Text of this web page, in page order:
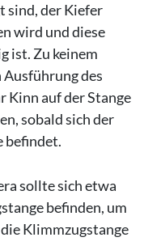
sind, der Kiefer
wird und diese
ist. Zu keinem
des
Kinn auf der Stange
sobald sich der
befindet.
sollte sich etwa
befinden, um
Klimmzugstange